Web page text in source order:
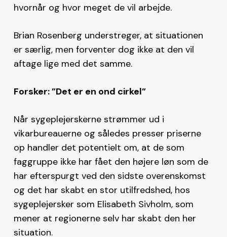
hvornår og hvor meget de vil arbejde.
Brian Rosenberg understreger, at situationen
er særlig, men forventer dog ikke at den vil
aftage lige med det samme.
Forsker: ”Det er en ond cirkel”
Når sygeplejerskerne strømmer ud i
vikarbureauerne og således presser priserne
op handler det potentielt om, at de som
faggruppe ikke har fået den højere løn som de
har efterspurgt ved den sidste overenskomst
og det har skabt en stor utilfredshed, hos
sygeplejersker som Elisabeth Sivholm, som
mener at regionerne selv har skabt den her
situation.